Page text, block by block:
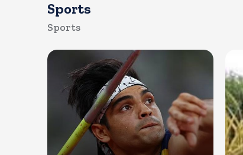
Sports
Sports